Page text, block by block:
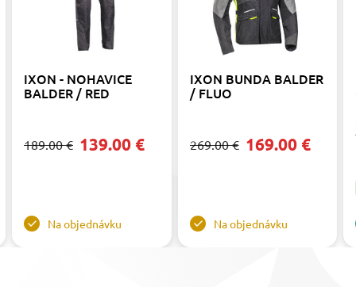
IXON - NOHAVICE
BALDER / RED
189.00 € 139.00 €
Na objednávku
IXON BUNDA BALDER
/ FLUO
269.00 € 169.00 €
Na objednávku